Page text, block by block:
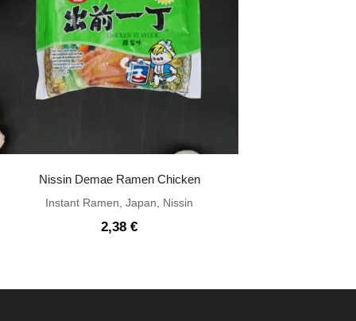
Nissin Demae Ramen Chicken
Instant Ramen Japan Nissin
2,38 €